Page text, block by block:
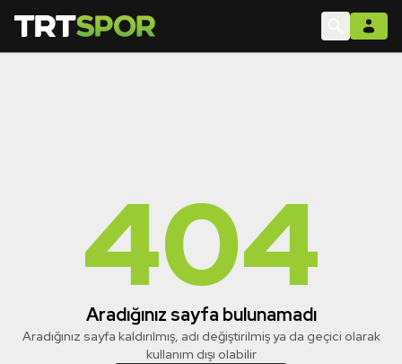
404
Aradığınız sayfa bulunamadı
Aradığınız sayfa kaldırılmış, adı değiştirilmiş ya da geçici olarak
kullanım dışı olabilir